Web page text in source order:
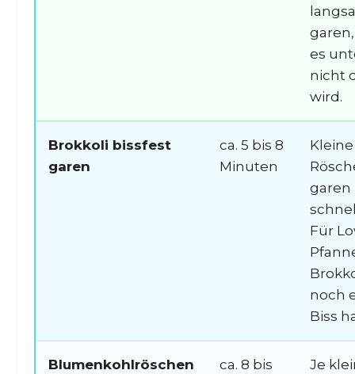
es
nicht
wird.
Brokkoli bissfest
garen
ca. 5 bis 8
Minuten
Kleine
garen
Für
noch
Biss
Blumenkohlröschen
ca. 8 bis
Je